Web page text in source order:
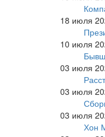
18 июля
10 июля
03 июля
03 июля
03 июля
Хон